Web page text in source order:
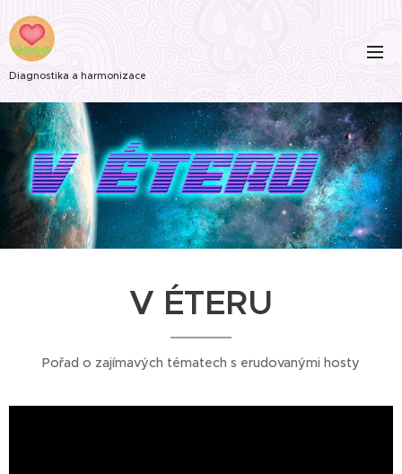
Diagnostika a harmonizace
V ÉTERU
Pořad o zajímavých tématech s erudovanými hosty